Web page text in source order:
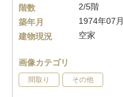
階数
2/5階
築年月
1974年07月
建物現況
空家
画像カテゴリ
間取り その他